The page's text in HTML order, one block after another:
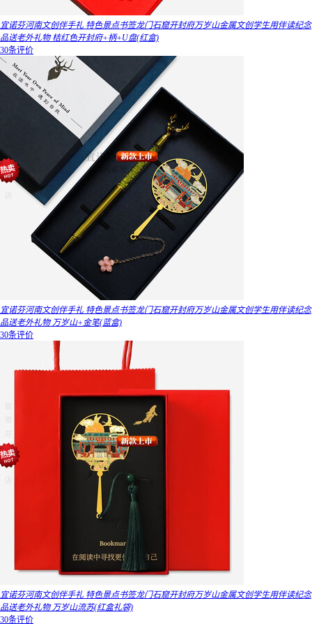
宜诺芬河南文创伴手礼 特色景点书签龙门石窟开封府万岁山金属文创学生用伴读纪念
品送老外礼物 桔红色开封府+柄+U盘(红盒)
30条评价
宜诺芬河南文创伴手礼 特色景点书签龙门石窟开封府万岁山金属文创学生用伴读纪念
品送老外礼物 万岁山+金笔(蓝盒)
30条评价
宜诺芬河南文创伴手礼 特色景点书签龙门石窟开封府万岁山金属文创学生用伴读纪念
品送老外礼物 万岁山流苏(红盒礼袋)
30条评价